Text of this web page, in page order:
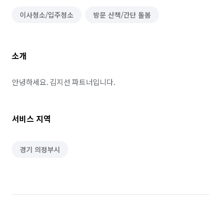
이사청소/입주청소 방문 산책/간단 돌봄
소개
안녕하세요. 김지선 파트너입니다.
서비스 지역
경기 의정부시